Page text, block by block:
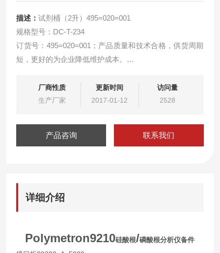
描述：试剂桶（2升）495=020=001
规格型号：DC-T-234
订货号：495=020=001；产品质量和技术合格，供货周期
短，更好的为企业降低维护成本。
用于9211型磷酸根分析仪。
厂商性质
生产厂家
更新时间
2017-01-12
访问量
2528
产品咨询 联系我们
详细介绍
Polymetron9210硅酸根/磷酸根分析仪备件